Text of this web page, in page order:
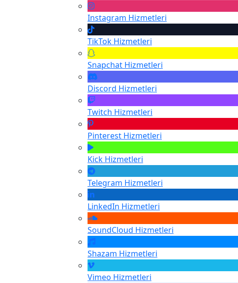
Instagram Hizmetleri
TikTok Hizmetleri
Snapchat Hizmetleri
Discord Hizmetleri
Twitch Hizmetleri
Pinterest Hizmetleri
Kick Hizmetleri
Telegram Hizmetleri
LinkedIn Hizmetleri
SoundCloud Hizmetleri
Shazam Hizmetleri
Vimeo Hizmetleri